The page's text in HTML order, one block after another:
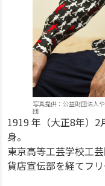
写真提供：公益財団法人
団
1919 年（大正8年）2
身。
東京高等工芸学校工
貨店宣伝部を経てフ